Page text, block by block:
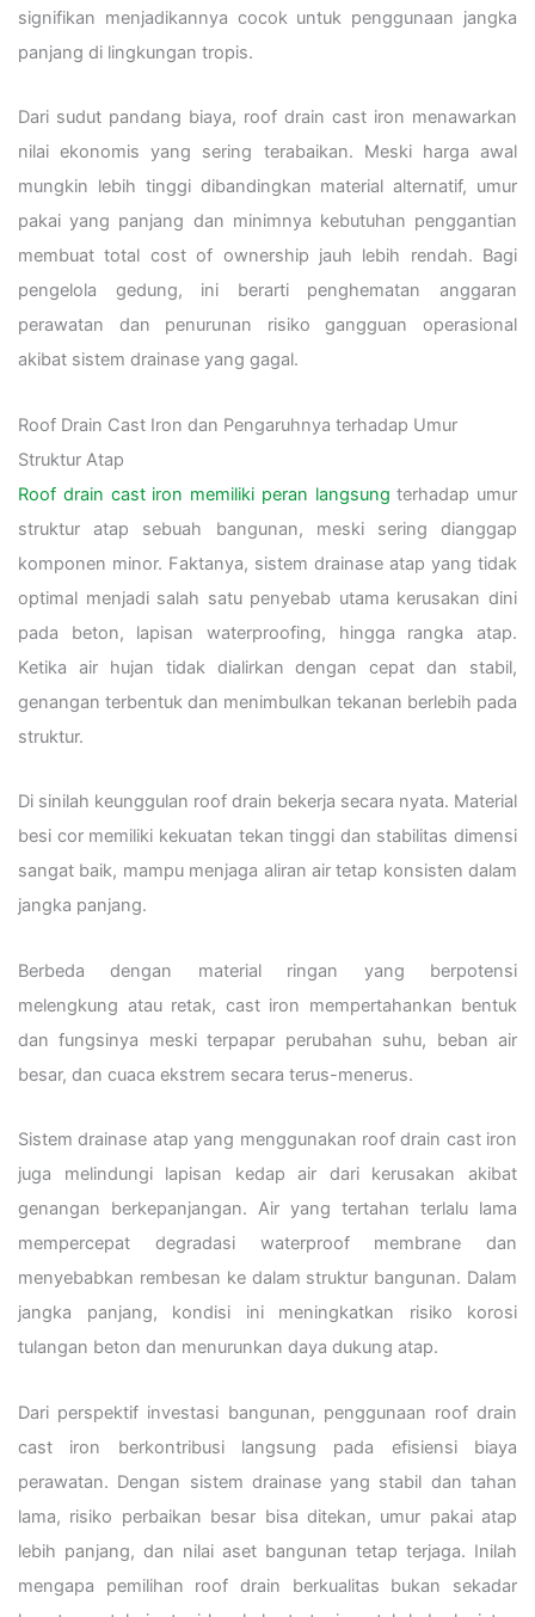
signifikan menjadikannya cocok untuk penggunaan jangka
panjang di lingkungan tropis.
Dari sudut pandang biaya, roof drain cast iron menawarkan
nilai ekonomis yang sering terabaikan. Meski harga awal
mungkin lebih tinggi dibandingkan material alternatif, umur
pakai yang panjang dan minimnya kebutuhan penggantian
membuat total cost of ownership jauh lebih rendah. Bagi
pengelola gedung, ini berarti penghematan anggaran
perawatan dan penurunan risiko gangguan operasional
akibat sistem drainase yang gagal.
Roof Drain Cast Iron dan Pengaruhnya terhadap Umur
Struktur Atap
Roof drain cast iron memiliki peran langsung terhadap umur
struktur atap sebuah bangunan, meski sering dianggap
komponen minor. Faktanya, sistem drainase atap yang tidak
optimal menjadi salah satu penyebab utama kerusakan dini
pada beton, lapisan waterproofing, hingga rangka atap.
Ketika air hujan tidak dialirkan dengan cepat dan stabil,
genangan terbentuk dan menimbulkan tekanan berlebih pada
struktur.
Di sinilah keunggulan roof drain bekerja secara nyata. Material
besi cor memiliki kekuatan tekan tinggi dan stabilitas dimensi
sangat baik, mampu menjaga aliran air tetap konsisten dalam
jangka panjang.
Berbeda dengan material ringan yang berpotensi
melengkung atau retak, cast iron mempertahankan bentuk
dan fungsinya meski terpapar perubahan suhu, beban air
besar, dan cuaca ekstrem secara terus-menerus.
Sistem drainase atap yang menggunakan roof drain cast iron
juga melindungi lapisan kedap air dari kerusakan akibat
genangan berkepanjangan. Air yang tertahan terlalu lama
mempercepat degradasi waterproof membrane dan
menyebabkan rembesan ke dalam struktur bangunan. Dalam
jangka panjang, kondisi ini meningkatkan risiko korosi
tulangan beton dan menurunkan daya dukung atap.
Dari perspektif investasi bangunan, penggunaan roof drain
cast iron berkontribusi langsung pada efisiensi biaya
perawatan. Dengan sistem drainase yang stabil dan tahan
lama, risiko perbaikan besar bisa ditekan, umur pakai atap
lebih panjang, dan nilai aset bangunan tetap terjaga. Inilah
mengapa pemilihan roof drain berkualitas bukan sekadar